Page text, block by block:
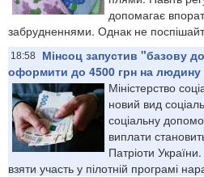
допомагає
забрудненнями. Однак не
18:58
Мінсоц запустив "базову
оформити до 4500 грн на людину
Міністерство
новий вид
соціальну
виплати
Патріоти
взяти участь у пілотній програмі